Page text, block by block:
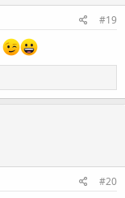
#19
#20